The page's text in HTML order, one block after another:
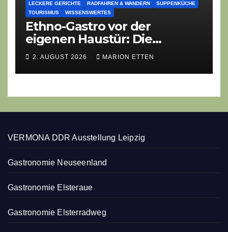
LECKERE GERICHTE
RADFAHREN & WANDERN
SUPPENKÜCHE
TOURISMUS
WISSENSWERTES
Ethno-Gastro vor der
eigenen Haustür: Die
geheime kulinarische DNA
des Gasthofs „Zur Eiche“
2. AUGUST 2026 MARION ETTEN
VERMONA DDR Ausstellung Leipzig
Gastronomie Neuseenland
Gastronomie Elsteraue
Gastronomie Elsterradweg